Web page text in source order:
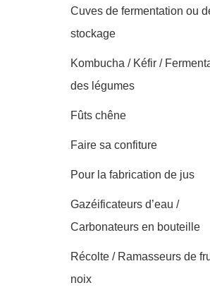
Cuves de fermentation ou
stockage
Kombucha / Kéfir /
des légumes
Fûts chêne
Faire sa confiture
Pour la fabrication de jus
Gazéificateurs d’eau /
Carbonateurs en bouteille
Récolte / Ramasseurs de
noix